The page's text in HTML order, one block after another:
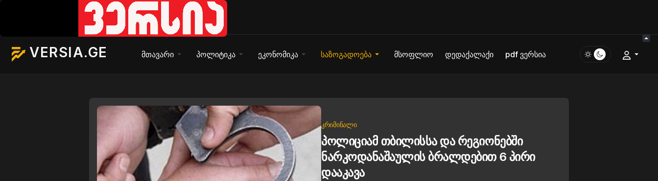
VERSIA.GE მთავარი პოლიტიკა ეკონომიკა საზოგადოება მსოფლიო დედაქალაქი pdf ვერსია
ᲙᲠᲘᲛᲘᲜᲐᲚᲘ
პოლიციამ თბილისსა და რეგიონებში
ნარკოდანაშაულის ბრალდებით 6 პირი
დააკავა